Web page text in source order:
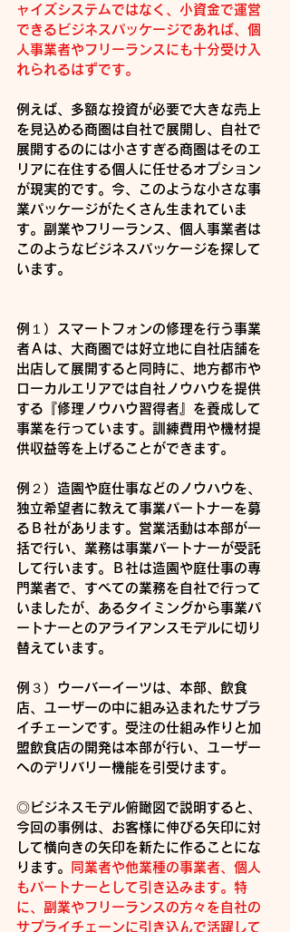
ャイズシステムではなく、小資金で運営
できるビジネスパッケージであれば、個
人事業者やフリーランスにも十分受け入
れられるはずです。
例えば、多額な投資が必要で大きな売上
を見込める商圏は自社で展開し、自社で
展開するのには小さすぎる商圏はそのエ
リアに在住する個人に任せるオプション
が現実的です。今、このような小さな事
業パッケージがたくさん生まれていま
す。副業やフリーランス、個人事業者は
このようなビジネスパッケージを探して
います。
例１）スマートフォンの修理を行う事業
者Ａは、大商圏では好立地に自社店舗を
出店して展開すると同時に、地方都市や
ローカルエリアでは自社ノウハウを提供
する『修理ノウハウ習得者』を養成して
事業を行っています。訓練費用や機材提
供収益等を上げることができます。
例２）造園や庭仕事などのノウハウを、
独立希望者に教えて事業パートナーを募
るＢ社があります。営業活動は本部が一
括で行い、業務は事業パートナーが受託
して行います。Ｂ社は造園や庭仕事の専
門業者で、すべての業務を自社で行って
いましたが、あるタイミングから事業パ
ートナーとのアライアンスモデルに切り
替えています。
例３）ウーバーイーツは、本部、飲食
店、ユーザーの中に組み込まれたサプラ
イチェーンです。受注の仕組み作りと加
盟飲食店の開発は本部が行い、ユーザー
へのデリバリー機能を引受けます。
◎ビジネスモデル俯瞰図で説明すると、
今回の事例は、お客様に伸びる矢印に対
して横向きの矢印を新たに作ることにな
ります。
同業者や他業種の事業者、個人
もパートナーとして引き込みます。特
に、副業やフリーランスの方々を自社の
サプライチェーンに引き込んで活躍して